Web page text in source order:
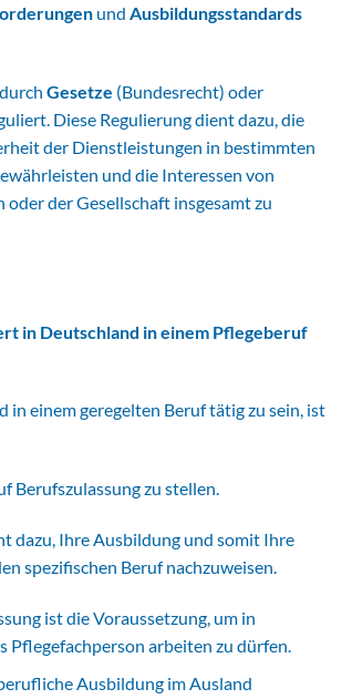
und Ausbildungsstandards
Gesetze (Bundesrecht) oder
Diese Regulierung dient dazu, die
der Dienstleistungen in bestimmten
und die Interessen von
oder der Gesellschaft insgesamt zu
in Deutschland in einem Pflegeberuf
in einem geregelten Beruf tätig zu sein, ist
Berufszulassung zu stellen.
dazu, Ihre Ausbildung und somit Ihre
spezifischen Beruf nachzuweisen.
ist die Voraussetzung, um in
Pflegefachperson arbeiten zu dürfen.
Ausbildung im Ausland